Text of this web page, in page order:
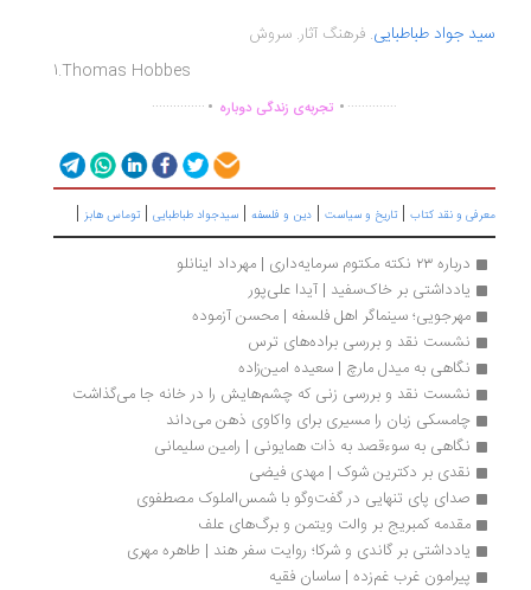
جواد طباطبایی. فرهنگ آثار. سروش
1.Thomas Hobbes
................تجربه‌ی زندگی دوباره ...............
و نقد کتاب|تاریخ و سیاست|دین و فلسفه| سیدجواد طباطبایی|توماس هابز|
درباره ۲۳ نکته مکتوم سرمایه‌داری | مهرداد اینانلو
یادداشتی بر خاک‌سفید | آیدا علی‌پور
مهرجویی؛ سینماگر اهل فلسفه | محسن آزموده
نشست نقد و بررسی براده‌های ترس
نگاهی به میدل مارچ | سعیده امین‌زاده
نشست نقد و بررسی زنی که چشم‌هایش را در خانه جا می‌گذاشت
چامسکی زبان را مسیری برای واکاوی ذهن می‌داند
نگاهی به سوءقصد به ذات همایونی | رامین سلیمانی
نقدی بر دکترین شوک | مهدی فیضی
صدای پای تنهایی در گفت‌وگو با شمس‌الملوک مصطفوی
مقدمه کمبریج بر والت ویتمن و برگ‌های علف
یادداشتی بر گاندی و شرکا؛ روایت سفر هند | طاهره مهری
پیرامون غرب غم‌زده | ساسان فقیه